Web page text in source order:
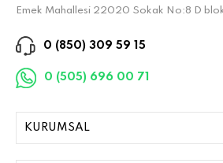
Emek Mahallesi 22020 Sokak No:8 D
0 (850) 309 59 15
0 (505) 696 00 71
KURUMSAL